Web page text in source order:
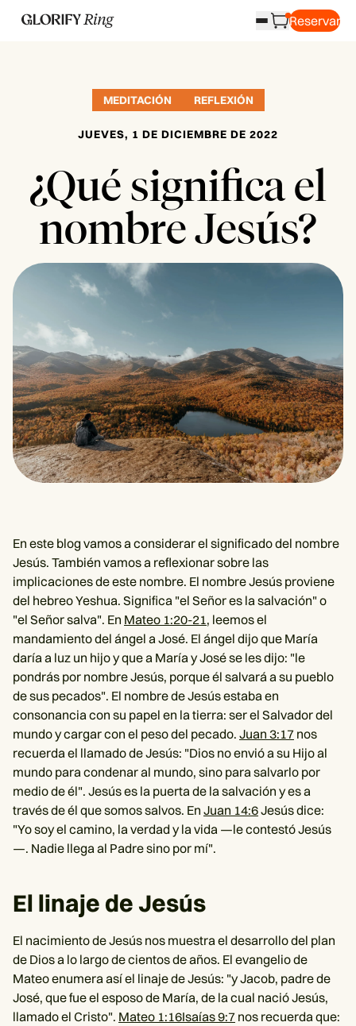
Reservar
MEDITACIÓN REFLEXIÓN
JUEVES, 1 DE DICIEMBRE DE 2022
¿Qué significa el
nombre Jesús?
En este blog vamos a considerar el significado del nombre
Jesús. También vamos a reflexionar sobre las
implicaciones de este nombre. El nombre Jesús proviene
del hebreo Yeshua. Significa "el Señor es la salvación" o
"el Señor salva". En Mateo 1:20-21, leemos el
mandamiento del ángel a José. El ángel dijo que María
daría a luz un hijo y que a María y José se les dijo: "le
pondrás por nombre Jesús, porque él salvará a su pueblo
de sus pecados". El nombre de Jesús estaba en
consonancia con su papel en la tierra: ser el Salvador del
mundo y cargar con el peso del pecado. Juan 3:17 nos
recuerda el llamado de Jesús: "Dios no envió a su Hijo al
mundo para condenar al mundo, sino para salvarlo por
medio de él". Jesús es la puerta de la salvación y es a
través de él que somos salvos. En Juan 14:6Jesús dice:
"Yo soy el camino, la verdad y la vida —le contestó Jesús
—. Nadie llega al Padre sino por mí".
El linaje de Jesús
El nacimiento de Jesús nos muestra el desarrollo del plan
de Dios a lo largo de cientos de años. El evangelio de
Mateo enumera así el linaje de Jesús: "y Jacob, padre de
José, que fue el esposo de María, de la cual nació Jesús,
llamado el Cristo". Mateo 1:16Isaías 9:7 nos recuerda que: